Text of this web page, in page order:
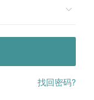
找回密码?